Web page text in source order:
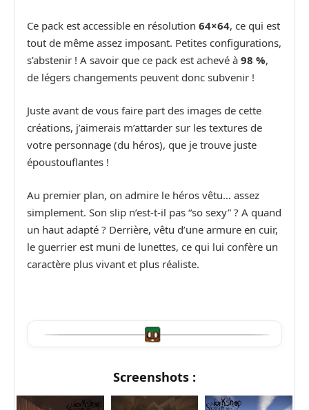
Ce pack est accessible en résolution 64×64, ce qui est
tout de même assez imposant. Petites configurations,
s’abstenir ! A savoir que ce pack est achevé à 98 %,
de légers changements peuvent donc subvenir !
Juste avant de vous faire part des images de cette
créations, j’aimerais m’attarder sur les textures de
votre personnage (du héros), que je trouve juste
époustouflantes !
Au premier plan, on admire le héros vêtu… assez
simplement. Son slip n’est-t-il pas “so sexy” ? A quand
un haut adapté ? Derrière, vêtu d’une armure en cuir,
le guerrier est muni de lunettes, ce qui lui confère un
caractère plus vivant et plus réaliste.
Screenshots :